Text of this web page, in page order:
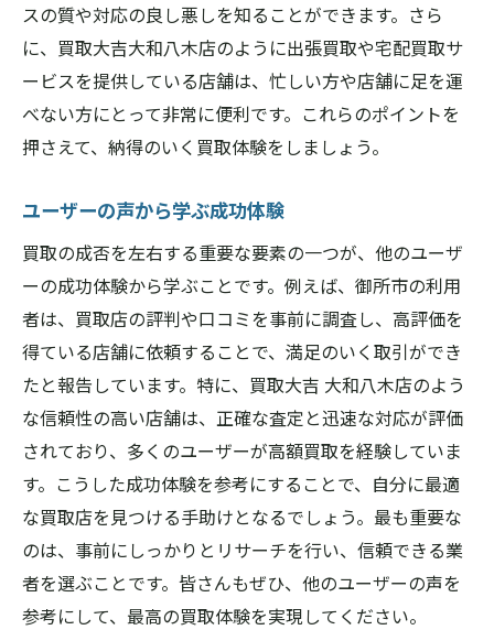
スの質や対応の良し悪しを知ることができます。さら
に、買取大吉大和八木店のように出張買取や宅配買取サ
ービスを提供している店舗は、忙しい方や店舗に足を運
べない方にとって非常に便利です。これらのポイントを
押さえて、納得のいく買取体験をしましょう。
ユーザーの声から学ぶ成功体験
買取の成否を左右する重要な要素の一つが、他のユーザ
ーの成功体験から学ぶことです。例えば、御所市の利用
者は、買取店の評判や口コミを事前に調査し、高評価を
得ている店舗に依頼することで、満足のいく取引ができ
たと報告しています。特に、買取大吉 大和八木店のよう
な信頼性の高い店舗は、正確な査定と迅速な対応が評価
されており、多くのユーザーが高額買取を経験していま
す。こうした成功体験を参考にすることで、自分に最適
な買取店を見つける手助けとなるでしょう。最も重要な
のは、事前にしっかりとリサーチを行い、信頼できる業
者を選ぶことです。皆さんもぜひ、他のユーザーの声を
参考にして、最高の買取体験を実現してください。